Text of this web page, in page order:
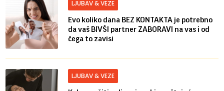
LJUBAV & VEZE
Evo koliko dana BEZ KONTAKTA je potrebno
da vaš BIVŠI partner ZABORAVI na vas i od
čega to zavisi
LJUBAV & VEZE